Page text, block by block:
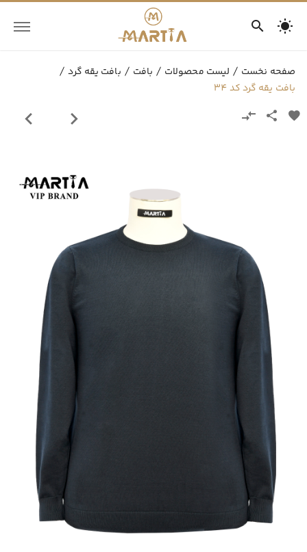
صفحه نخست لیست محصولات بافت
بافت یقه گرد
بافت یقه گرد کد 34